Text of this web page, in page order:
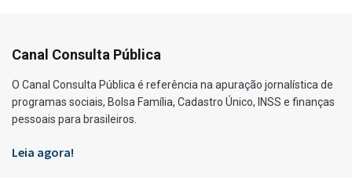
Canal Consulta Pública
O Canal Consulta Pública é referência na apuração jornalística de
programas sociais, Bolsa Família, Cadastro Único, INSS e finanças
pessoais para brasileiros.
Leia agora!